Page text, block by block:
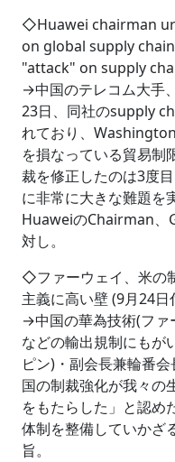
◇Huawei chairman
on global supply
"attack" on supply
→中国のテレコム大手
23日、同社のsupply
れており、
を損なっている貿易制
裁を修正したのは3度
に非常に大きな難題を
HuaweiのChairman、
対し。
◇ファーウェイ、米の
主義に高い壁 (9月24日
→中国の華為技術(ファ
などの輸出規制にもが
ピン)・副会長兼輪番
国の制裁強化が我々の
をもたらした」と認め
体制を整備していかざ
旨。